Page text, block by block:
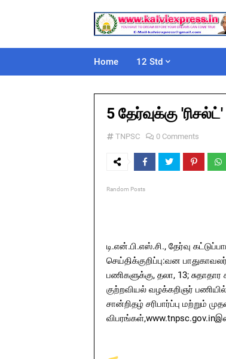
Home 12 Std
5 தேர்வுக்கு
TNPSC 0 Comments
Random Posts
டி.என்.பி.எஸ்.சி., தேர்வு
செய்திக்குறிப்பு:வன
பணிகளுக்கு, தலா, 13;
குற்றவியல் வழக்கறிஞர்
சான்றிதழ் சரிபார்ப்பு மற்றும்